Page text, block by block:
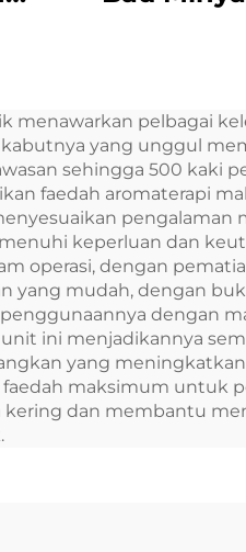
Mesin
udara
menawarkan pelbagai
kabutnya yang unggul
sehingga 500 kaki
faedah aromaterapi
pengalaman
keperluan dan
operasi, dengan
yang mudah, dengan
dengan
unit ini menjadikannya
yang
maksimum untuk
kering dan membantu